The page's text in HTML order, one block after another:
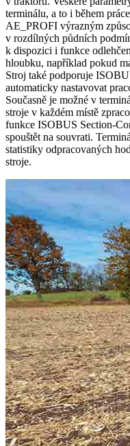
terminálu, a to i během
AE_PROFI výrazným
v rozdílných půdních
k dispozici i funkce
hloubku, například pokud
Stroj také podporuje
automaticky nastavovat
Současně je možné v
stroje v každém místě
funkce ISOBUS Section-
spouštět na souvrati.
statistiky odpracovaných
stroje.